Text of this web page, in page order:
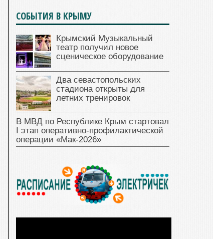
СОБЫТИЯ В КРЫМУ
Крымский Музыкальный
театр получил новое
сценическое оборудование
Два севастопольских
стадиона открыты для
летних тренировок
В МВД по Республике Крым стартовал
I этап оперативно‑профилактической
операции «Мак‑2026»